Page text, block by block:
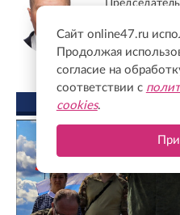
Сайт online47.ru
Продолжая
согласие на
соответствии с
cookies.